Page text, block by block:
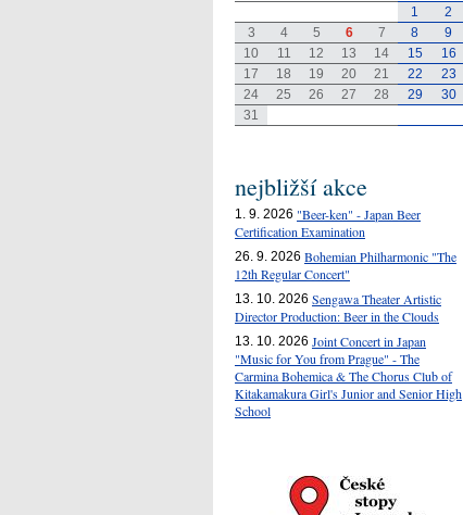
1
2
3
4 5 6 7 8
9
10
11 12 13 14 15
16
17
18 19 20 21 22
23
24
25 26 27 28 29
30
31
nejbližší akce
1. 9. 2026 "Beer-ken" - Japan Beer
Certification Examination
26. 9. 2026 Bohemian Philharmonic "The
12th Regular Concert"
13. 10. 2026 Sengawa Theater Artistic
Director Production: Beer in the Clouds
13. 10. 2026 Joint Concert in Japan
"Music for You from Prague" - The
Carmina Bohemica & The Chorus Club of
Kitakamakura Girl's Junior and Senior High
School